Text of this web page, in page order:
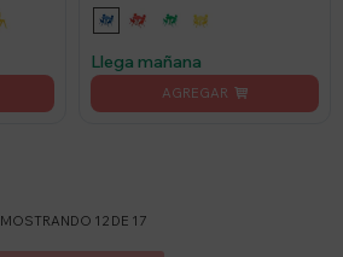
Llega mañana
MOSTRANDO 12DE 17